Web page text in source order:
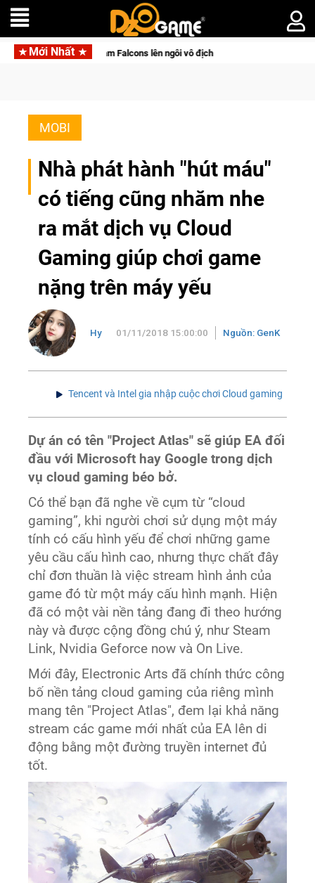
Mới Nhất
xúc, Team Falcons lên ngôi vô địch
MOBI
Nhà phát hành "hút máu"
có tiếng cũng nhăm nhe
ra mắt dịch vụ Cloud
Gaming giúp chơi game
nặng trên máy yếu
Hy 01/11/2018 15:00:00 Nguồn: GenK
Tencent và Intel gia nhập cuộc chơi Cloud gaming
Dự án có tên "Project Atlas" sẽ giúp EA đối
đầu với Microsoft hay Google trong dịch
vụ cloud gaming béo bở.
Có thể bạn đã nghe về cụm từ “cloud
gaming”, khi người chơi sử dụng một máy
tính có cấu hình yếu để chơi những game
yêu cầu cấu hình cao, nhưng thực chất đây
chỉ đơn thuần là việc stream hình ảnh của
game đó từ một máy cấu hình mạnh. Hiện
đã có một vài nền tảng đang đi theo hướng
này và được cộng đồng chú ý, như Steam
Link, Nvidia Geforce now và On Live.
Mới đây, Electronic Arts đã chính thức công
bố nền tảng cloud gaming của riêng mình
mang tên "Project Atlas", đem lại khả năng
stream các game mới nhất của EA lên di
động bằng một đường truyền internet đủ
tốt.